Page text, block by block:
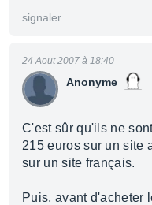
signaler
Anonyme
24 Aout 2007 à 18:40
C'est sûr qu'ils ne
215 euros sur un site
sur un site français.
Puis, avant d'acheter